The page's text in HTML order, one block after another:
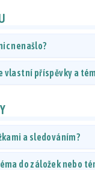
nenašlo?
vlastní příspěvky a
a sledováním?
do záložek nebo